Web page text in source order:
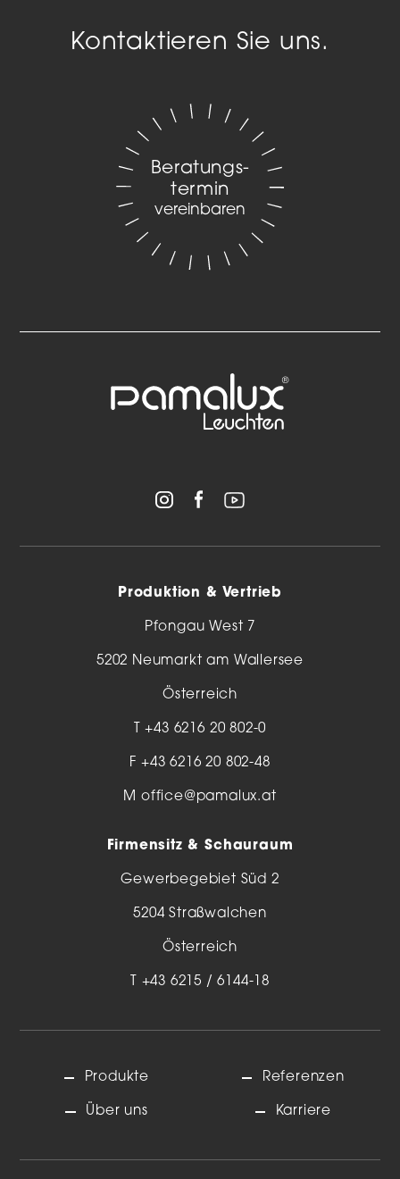
Kontaktieren Sie uns.
Beratungs­
termin
vereinbaren
Produktion & Vertrieb
Pfongau West 7
5202 Neumarkt am Wallersee
Österreich
T+43 6216 20 802-0
F +43 6216 20 802-48
M office@pamalux.at
Firmensitz & Schauraum
Gewerbegebiet Süd 2
5204 Straßwalchen
Österreich
T +43 6215 / 6144-18
Produkte
Über uns
Referenzen
Karriere